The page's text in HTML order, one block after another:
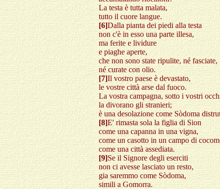
La testa è tutta malata,
tutto il cuore langue.
[6]Dalla pianta dei piedi alla testa
non c'è in esso una parte illesa,
ma ferite e lividure
e piaghe aperte,
che non sono state ripulite, né fasciate,
né curate con olio.
[7]Il vostro paese è devastato,
le vostre città arse dal fuoco.
La vostra campagna, sotto i vostri
la divorano gli stranieri;
è una desolazione come Sòdoma
[8]E' rimasta sola la figlia di Sion
come una capanna in una vigna,
come un casotto in un campo di
come una città assediata.
[9]Se il Signore degli eserciti
non ci avesse lasciato un resto,
gia saremmo come Sòdoma,
simili a Gomorra.